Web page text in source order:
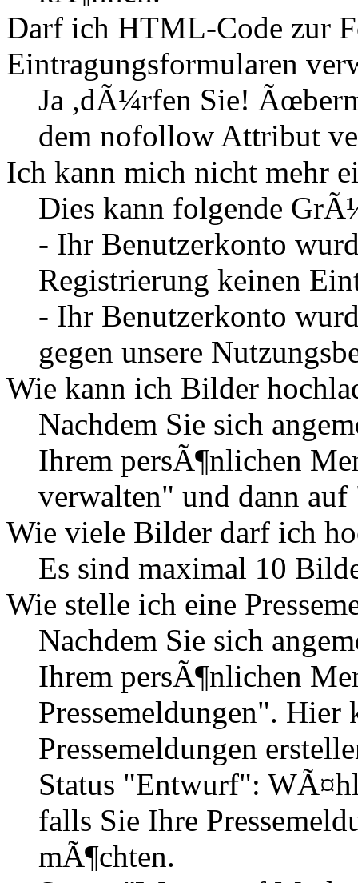
Darf ich HTML-Code zur
Eintragungsformularen
Ja ,dÃ¼rfen Sie!
dem nofollow Attribut
Ich kann mich nicht mehr
Dies kann folgende
- Ihr Benutzerkonto
Registrierung keinen
- Ihr Benutzerkonto
gegen unsere
Wie kann ich Bilder
Nachdem Sie sich
Ihrem persÃ¶nlichen
verwalten" und dann
Wie viele Bilder darf ich
Es sind maximal 10
Wie stelle ich eine
Nachdem Sie sich
Ihrem persÃ¶nlichen
Pressemeldungen". Hier
Pressemeldungen
Status "Entwurf":
falls Sie Ihre
mÃ¶chten.